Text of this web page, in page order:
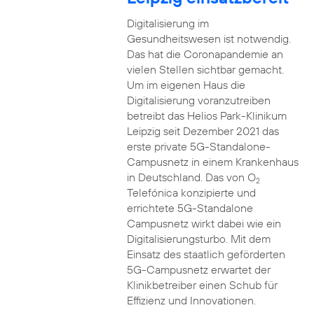
Digitalisierung im
Gesundheitswesen ist notwendig.
Das hat die Coronapandemie an
vielen Stellen sichtbar gemacht.
Um im eigenen Haus die
Digitalisierung voranzutreiben
betreibt das Helios Park-Klinikum
Leipzig seit Dezember 2021 das
erste private 5G-Standalone-
Campusnetz in einem Krankenhaus
in Deutschland. Das von O2
Telefónica konzipierte und
errichtete 5G-Standalone
Campusnetz wirkt dabei wie ein
Digitalisierungsturbo. Mit dem
Einsatz des staatlich geförderten
5G-Campusnetz erwartet der
Klinikbetreiber einen Schub für
Effizienz und Innovationen.